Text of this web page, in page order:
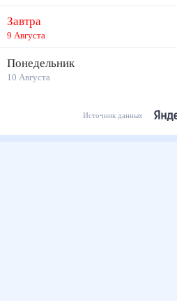
Завтра
9 Августа
Понедельник
10 Августа
Источник данных